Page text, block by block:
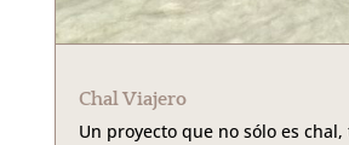
Chal Viajero
Un proyecto que no sólo es